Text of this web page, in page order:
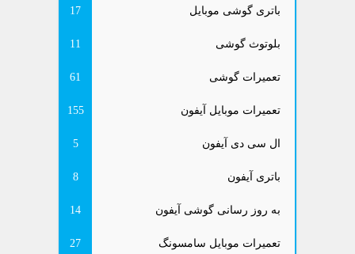
باتری گوشی موبایل 17
بلوتوث گوشی 11
تعمیرات گوشی 61
تعمیرات موبایل آیفون 155
ال سی دی آیفون 5
باتری آیفون 8
به روز رسانی گوشی آیفون 14
تعمیرات موبایل سامسونگ 27